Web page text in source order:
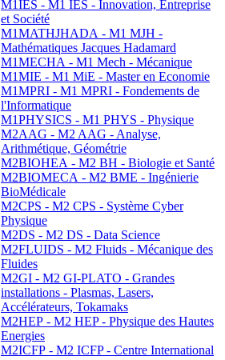
M1IES - M1 IES - Innovation, Entreprise
et Société
M1MATHJHADA - M1 MJH -
Mathématiques Jacques Hadamard
M1MECHA - M1 Mech - Mécanique
M1MIE - M1 MiE - Master en Economie
M1MPRI - M1 MPRI - Fondements de
l'Informatique
M1PHYSICS - M1 PHYS - Physique
M2AAG - M2 AAG - Analyse,
Arithmétique, Géométrie
M2BIOHEA - M2 BH - Biologie et Santé
M2BIOMECA - M2 BME - Ingénierie
BioMédicale
M2CPS - M2 CPS - Système Cyber
Physique
M2DS - M2 DS - Data Science
M2FLUIDS - M2 Fluids - Mécanique des
Fluides
M2GI - M2 GI-PLATO - Grandes
installations - Plasmas, Lasers,
Accélérateurs, Tokamaks
M2HEP - M2 HEP - Physique des Hautes
Energies
M2ICFP - M2 ICFP - Centre International